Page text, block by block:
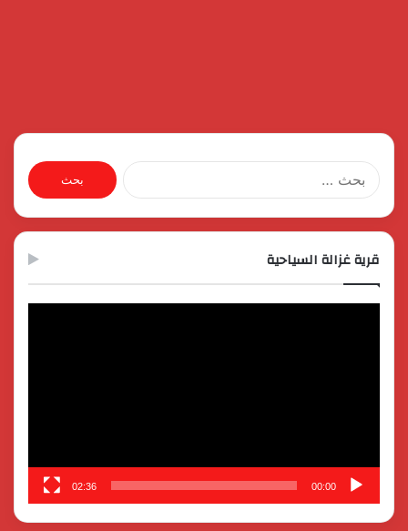
البحث
عن:
قرية غزالة السياحية
00:00
02:36